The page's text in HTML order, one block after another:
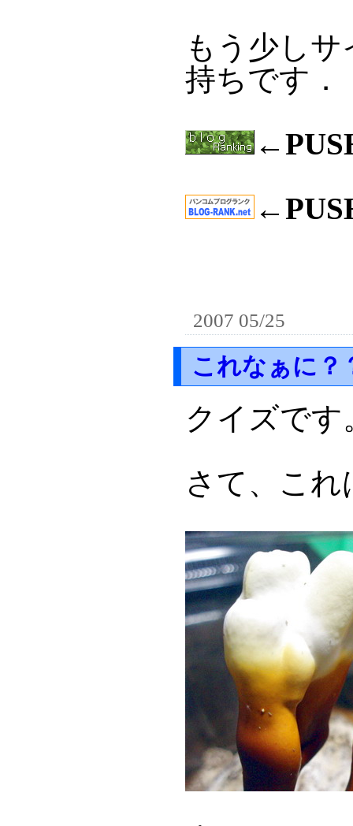
もう少し
持ちです
2007 05/25
これなぁに？
クイズです
さて、こ